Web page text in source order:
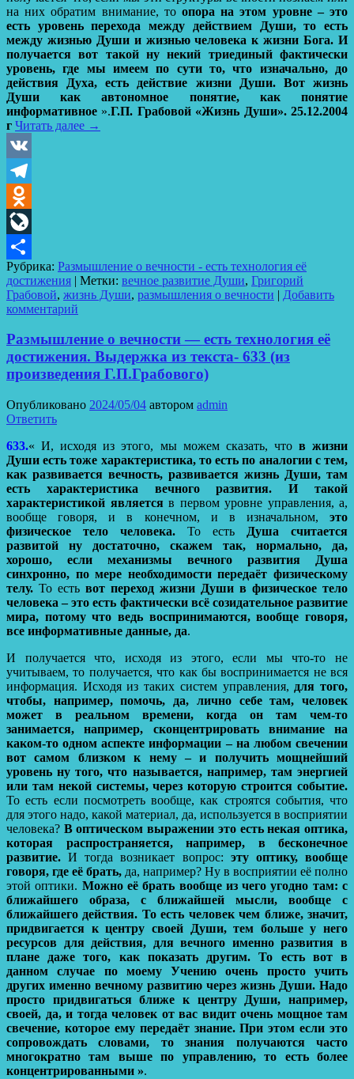
на них обратим внимание, то опора на этом уровне – это
есть уровень перехода между действием Души, то есть
между жизнью Души и жизнью человека к жизни Бога. И
получается вот такой ну некий триединый фактически
уровень, где мы имеем по сути то, что изначально, до
действия Духа, есть действие жизни Души. Вот жизнь
Души как автономное понятие, как понятие
информативное ».Г.П. Грабовой «Жизнь Души». 25.12.2004
г Читать далее →
VK
Telegram
Odnoklassniki
LiveJournal
Отправить
Рубрика: Размышление о вечности - есть технология её
достижения | Метки: вечное развитие Души, Григорий
Грабовой, жизнь Души, размышления о вечности | Добавить
комментарий
Размышление о вечности — есть технология её
достижения. Выдержка из текста- 633 (из
произведения Г.П.Грабового)
Опубликовано 2024/05/04 автором admin
Ответить
633.« И, исходя из этого, мы можем сказать, что в жизни
Души есть тоже характеристика, то есть по аналогии с тем,
как развивается вечность, развивается жизнь Души, там
есть характеристика вечного развития. И такой
характеристикой являетсяв первом уровне управления, а,
вообще говоря, и в конечном, и в изначальном, это
физическое тело человека. То есть
Душа считается
развитой ну достаточно, скажем так, нормально, да,
хорошо, если механизмы вечного развития Душа
синхронно, по мере необходимости передаёт физическому
телу. То есть вот переход жизни Души в физическое тело
человека – это есть фактически всё созидательное развитие
мира, потому что ведь воспринимаются, вообще говоря,
все информативные данные, да.
И получается что, исходя из этого, если мы что-то не
учитываем, то получается, что как бы воспринимается не вся
информация. Исходя из таких систем управления, для того,
чтобы, например, помочь, да, лично себе там, человек
может в реальном времени, когда он там чем-то
занимается, например, сконцентрировать внимание на
каком-то одном аспекте информации – на любом свечении
вот самом близком к нему – и получить мощнейший
уровень ну того, что называется, например, там энергией
или там некой системы, через которую строится событие.
То есть если посмотреть вообще, как строятся события, что
для этого надо, какой материал, да, используется в восприятии
человека? В оптическом выражении это есть некая оптика,
которая распространяется, например, в бесконечное
развитие. И тогда возникает вопрос: эту оптику, вообще
говоря, где её брать, да, например? Ну в восприятии её полно
этой оптики. Можно её брать вообще из чего угодно там: с
ближайшего образа, с ближайшей мысли, вообще с
ближайшего действия. То есть человек чем ближе, значит,
придвигается к центру своей Души, тем больше у него
ресурсов для действия, для вечного именно развития в
плане даже того, как показать другим. То есть вот в
данном случае по моему Учению очень просто учить
других именно вечному развитию через жизнь Души. Надо
просто придвигаться ближе к центру Души, например,
своей, да, и тогда человек от вас видит очень мощное там
свечение, которое ему передаёт знание. При этом если это
сопровождать словами, то знания получаются часто
многократно там выше по управлению, то есть более
концентрированными ».